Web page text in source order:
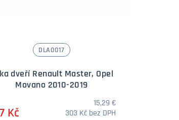
DLA0017
dveří Renault Master, Opel
Movano 2010-2019
Kč
15,29 €
303 Kč bez DPH